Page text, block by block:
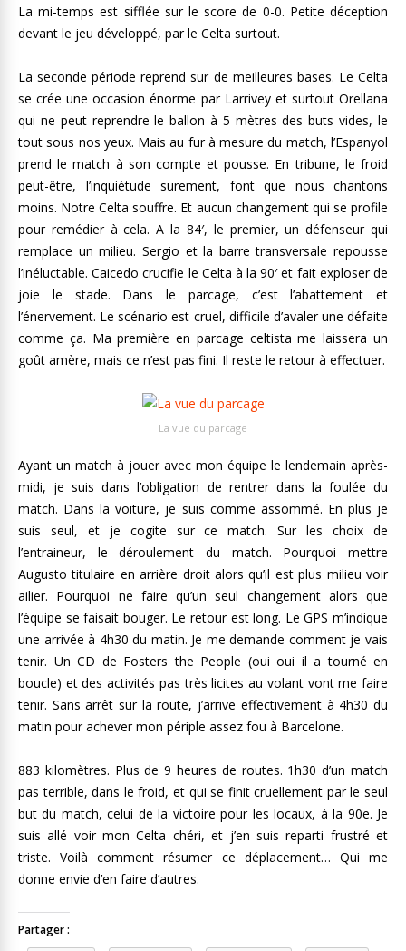
La mi-temps est sifflée sur le score de 0-0. Petite déception
devant le jeu développé, par le Celta surtout.
La seconde période reprend sur de meilleures bases. Le Celta
se crée une occasion énorme par Larrivey et surtout Orellana
qui ne peut reprendre le ballon à 5 mètres des buts vides, le
tout sous nos yeux. Mais au fur à mesure du match, l’Espanyol
prend le match à son compte et pousse. En tribune, le froid
peut-être, l’inquiétude surement, font que nous chantons
moins. Notre Celta souffre. Et aucun changement qui se profile
pour remédier à cela. A la 84′, le premier, un défenseur qui
remplace un milieu. Sergio et la barre transversale repousse
l’inéluctable. Caicedo crucifie le Celta à la 90′ et fait exploser de
joie le stade. Dans le parcage, c’est l’abattement et
l’énervement. Le scénario est cruel, difficile d’avaler une défaite
comme ça. Ma première en parcage celtista me laissera un
goût amère, mais ce n’est pas fini. Il reste le retour à effectuer.
La vue du parcage
Ayant un match à jouer avec mon équipe le lendemain après-
midi, je suis dans l’obligation de rentrer dans la foulée du
match. Dans la voiture, je suis comme assommé. En plus je
suis seul, et je cogite sur ce match. Sur les choix de
l’entraineur, le déroulement du match. Pourquoi mettre
Augusto titulaire en arrière droit alors qu’il est plus milieu voir
ailier. Pourquoi ne faire qu’un seul changement alors que
l’équipe se faisait bouger. Le retour est long. Le GPS m’indique
une arrivée à 4h30 du matin. Je me demande comment je vais
tenir. Un CD de Fosters the People (oui oui il a tourné en
boucle) et des activités pas très licites au volant vont me faire
tenir. Sans arrêt sur la route, j’arrive effectivement à 4h30 du
matin pour achever mon périple assez fou à Barcelone.
883 kilomètres. Plus de 9 heures de routes. 1h30 d’un match
pas terrible, dans le froid, et qui se finit cruellement par le seul
but du match, celui de la victoire pour les locaux, à la 90e. Je
suis allé voir mon Celta chéri, et j’en suis reparti frustré et
triste. Voilà comment résumer ce déplacement… Qui me
donne envie d’en faire d’autres.
Partager :